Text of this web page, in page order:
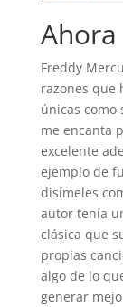
Ahora
Freddy
razones que
únicas como
me encanta
excelente
ejemplo de
disímeles
autor tenía
clásica que
propias
algo de lo
generar